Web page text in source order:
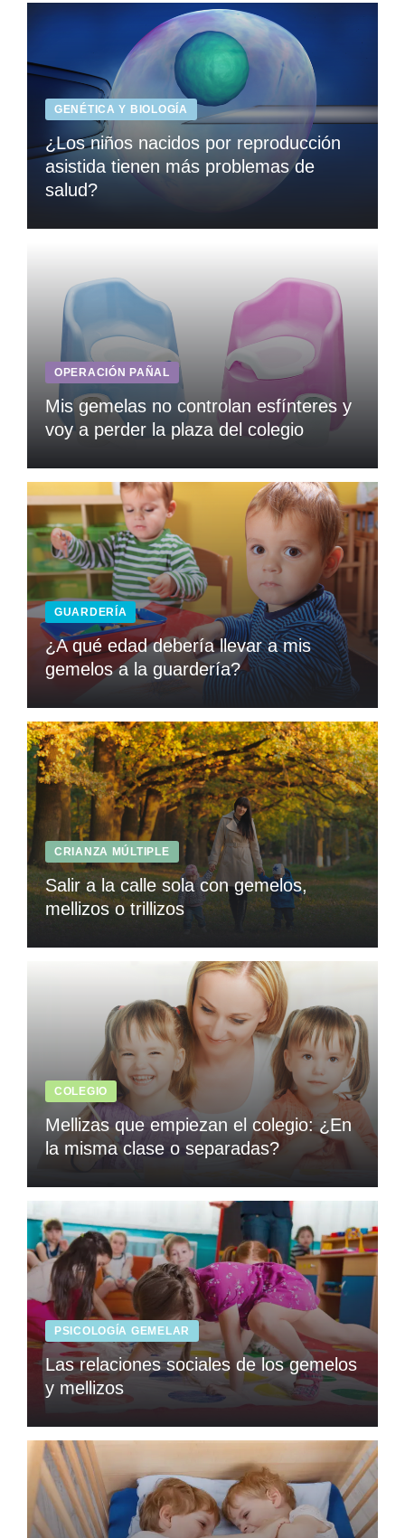
GENÉTICA Y BIOLOGÍA
¿Los niños nacidos por reproducción
asistida tienen más problemas de
salud?
OPERACIÓN PAÑAL
Mis gemelas no controlan esfínteres y
voy a perder la plaza del colegio
GUARDERÍA
¿A qué edad debería llevar a mis
gemelos a la guardería?
CRIANZA MÚLTIPLE
Salir a la calle sola con gemelos,
mellizos o trillizos
COLEGIO
Mellizas que empiezan el colegio: ¿En
la misma clase o separadas?
PSICOLOGÍA GEMELAR
Las relaciones sociales de los gemelos
y mellizos